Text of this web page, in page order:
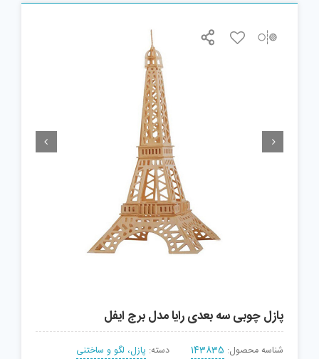
 
پازل چوبی سه بعدی رایا مدل برج ایفل
شناسه محصول: 143835 دسته: پازل، لگو و ساختنی